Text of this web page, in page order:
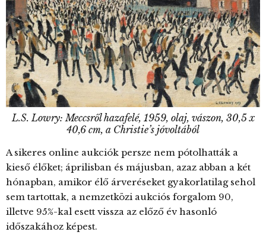
L.S. Lowry: Meccsről hazafelé, 1959, olaj, vászon, 30,5 x
40,6 cm, a Christie’s jóvoltából
A sikeres online aukciók persze nem pótolhatták a
kieső élőket; áprilisban és májusban, azaz abban a két
hónapban, amikor élő árveréseket gyakorlatilag sehol
sem tartottak, a nemzetközi aukciós forgalom 90,
illetve 95%-kal esett vissza az előző év hasonló
időszakához képest.